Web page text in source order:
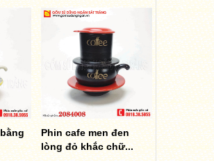
Phin cafe men đen
lòng đỏ khắc chữ...